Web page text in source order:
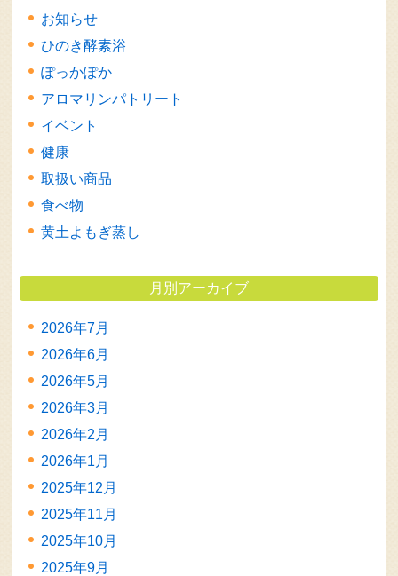
お知らせ
ひのき酵素浴
ぽっかぽか
アロマリンパトリート
イベント
健康
取扱い商品
食べ物
黄土よもぎ蒸し
月別アーカイブ
2026年7月
2026年6月
2026年5月
2026年3月
2026年2月
2026年1月
2025年12月
2025年11月
2025年10月
2025年9月